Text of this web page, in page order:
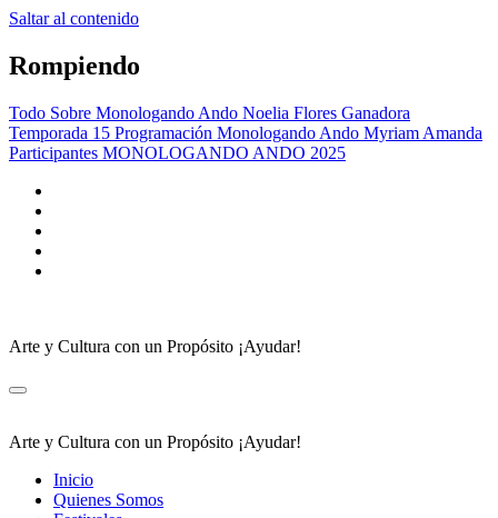
Saltar al contenido
Rompiendo
Todo Sobre Monologando Ando Noelia Flores Ganadora
Temporada 15 Programación Monologando Ando Myriam Amanda
Participantes MONOLOGANDO ANDO 2025
Arte y Cultura con un Propósito ¡Ayudar!
Arte y Cultura con un Propósito ¡Ayudar!
Inicio
Quienes Somos